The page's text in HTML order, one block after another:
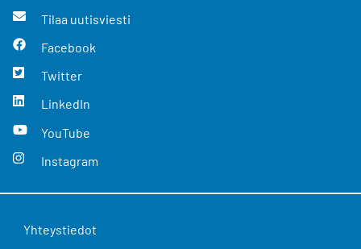
Tilaa uutisviesti
Facebook
Twitter
LinkedIn
YouTube
Instagram
Yhteystiedot